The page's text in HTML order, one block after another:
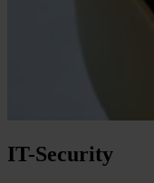
IT-Security